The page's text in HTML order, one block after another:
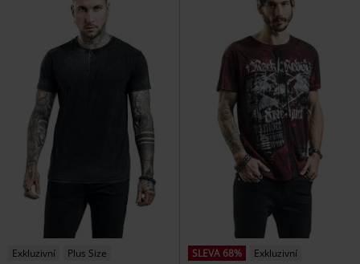
Exkluzivní
Plus Size
SLEVA 68%
Exkluzivní